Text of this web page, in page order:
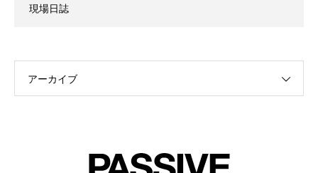
現場日誌
アーカイブ